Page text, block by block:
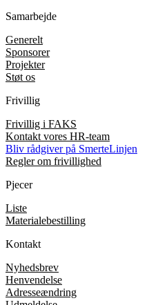
Samarbejde
Generelt
Sponsorer
Projekter
Støt os
Frivillig
Frivillig i FAKS
Kontakt vores HR-team
Bliv rådgiver på SmerteLinjen
Regler om frivillighed
Pjecer
Liste
Materialebestilling
Kontakt
Nyhedsbrev
Henvendelse
Adresseændring